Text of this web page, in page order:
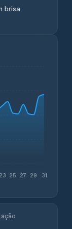
brisa
23 25 27 29 31